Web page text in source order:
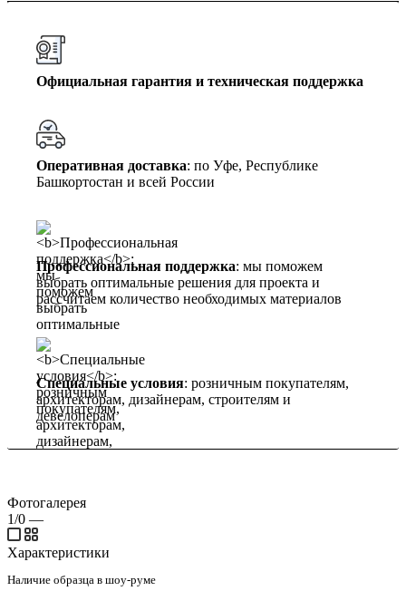
Официальная гарантия и техническая поддержка
Оперативная доставка: по Уфе, Республике
Башкортостан и всей России
Профессиональная поддержка: мы поможем
выбрать оптимальные решения для проекта и
рассчитаем количество необходимых материалов
Специальные условия: розничным покупателям,
архитекторам, дизайнерам, строителям и
девелоперам
Фотогалерея
1/0 —
Характеристики
Наличие образца в шоу-руме